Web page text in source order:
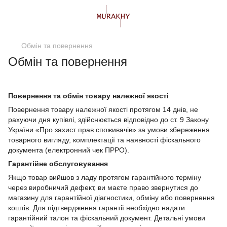
Обмін та повернення
Обмін та повернення
Повернення та обмін товару належної якості
Повернення товару належної якості протягом 14 днів, не
рахуючи дня купівлі, здійснюється відповідно до ст. 9 Закону
України «Про захист прав споживачів» за умови збереження
товарного вигляду, комплектації та наявності фіскального
документа (електронний чек ПРРО).
Гарантійне обслуговування
Якщо товар вийшов з ладу протягом гарантійного терміну
через виробничий дефект, ви маєте право звернутися до
магазину для гарантійної діагностики, обміну або повернення
коштів. Для підтвердження гарантії необхідно надати
гарантійний талон та фіскальний документ. Детальні умови